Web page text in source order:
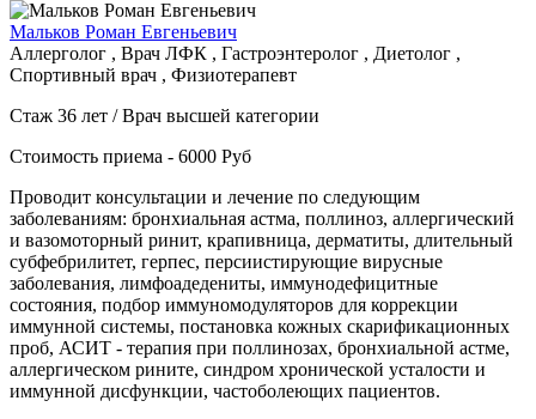
Мальков Роман Евгеньевич
Аллерголог , Врач ЛФК , Гастроэнтеролог , Диетолог ,
Спортивный врач , Физиотерапевт
Стаж 36 лет / Врач высшей категории
Стоимость приема - 6000 Руб
Проводит консультации и лечение по следующим
заболеваниям: бронхиальная астма, поллиноз, аллергический
и вазомоторный ринит, крапивница, дерматиты, длительный
субфебрилитет, герпес, персиистирующие вирусные
заболевания, лимфоадедениты, иммунодефицитные
состояния, подбор иммуномодуляторов для коррекции
иммунной системы, постановка кожных скарификационных
проб, АСИТ - терапия при поллинозах, бронхиальной астме,
аллергическом рините, синдром хронической усталости и
иммунной дисфункции, частоболеющих пациентов.